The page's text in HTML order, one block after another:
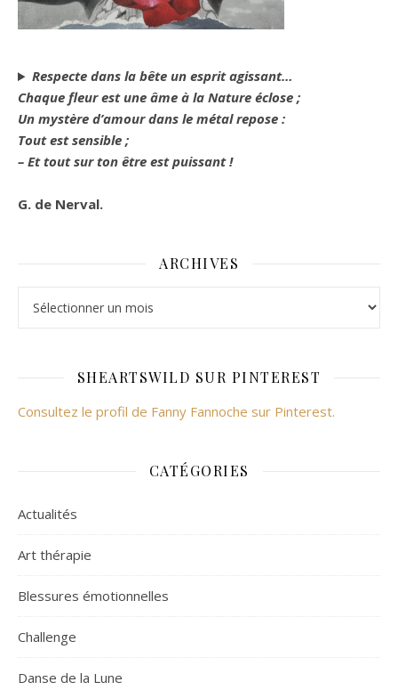
Respecte dans la bête un esprit agissant…
Chaque fleur est une âme à la Nature éclose ;
Un mystère d’amour dans le métal repose :
Tout est sensible ;
– Et tout sur ton être est puissant !
G. de Nerval.
ARCHIVES
SHEARTSWILD SUR PINTEREST
Consultez le profil de Fanny Fannoche sur Pinterest.
CATÉGORIES
Actualités
Art thérapie
Blessures émotionnelles
Challenge
Danse de la Lune